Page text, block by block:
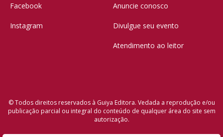
Facebook
Instagram
Anuncie conosco
Divulgue seu evento
Atendimento ao leitor
© Todos direitos reservados à Guiya Editora. Vedada a reprodução e/ou
publicação parcial ou integral do conteúdo de qualquer área do site sem
autorização.